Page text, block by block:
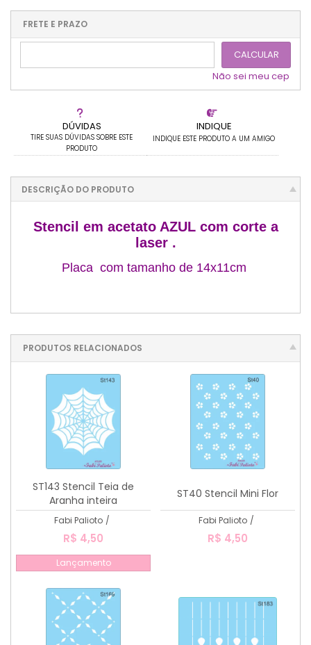
DÚVIDAS
TIRE SUAS DÚVIDAS SOBRE ESTE
PRODUTO
INDIQUE
INDIQUE ESTE PRODUTO A UM AMIGO
...
....
FRETE E PRAZO
CALCULAR
Não sei meu cep
DESCRIÇÃO DO PRODUTO
Stencil em acetato AZUL com corte a
laser .
Placa com tamanho de 14x11cm
PRODUTOS RELACIONADOS
ST143 Stencil Teia de
Aranha inteira
Fabi Palioto /
R$ 4,50
Lançamento
ST40 Stencil Mini Flor
Fabi Palioto /
R$ 4,50